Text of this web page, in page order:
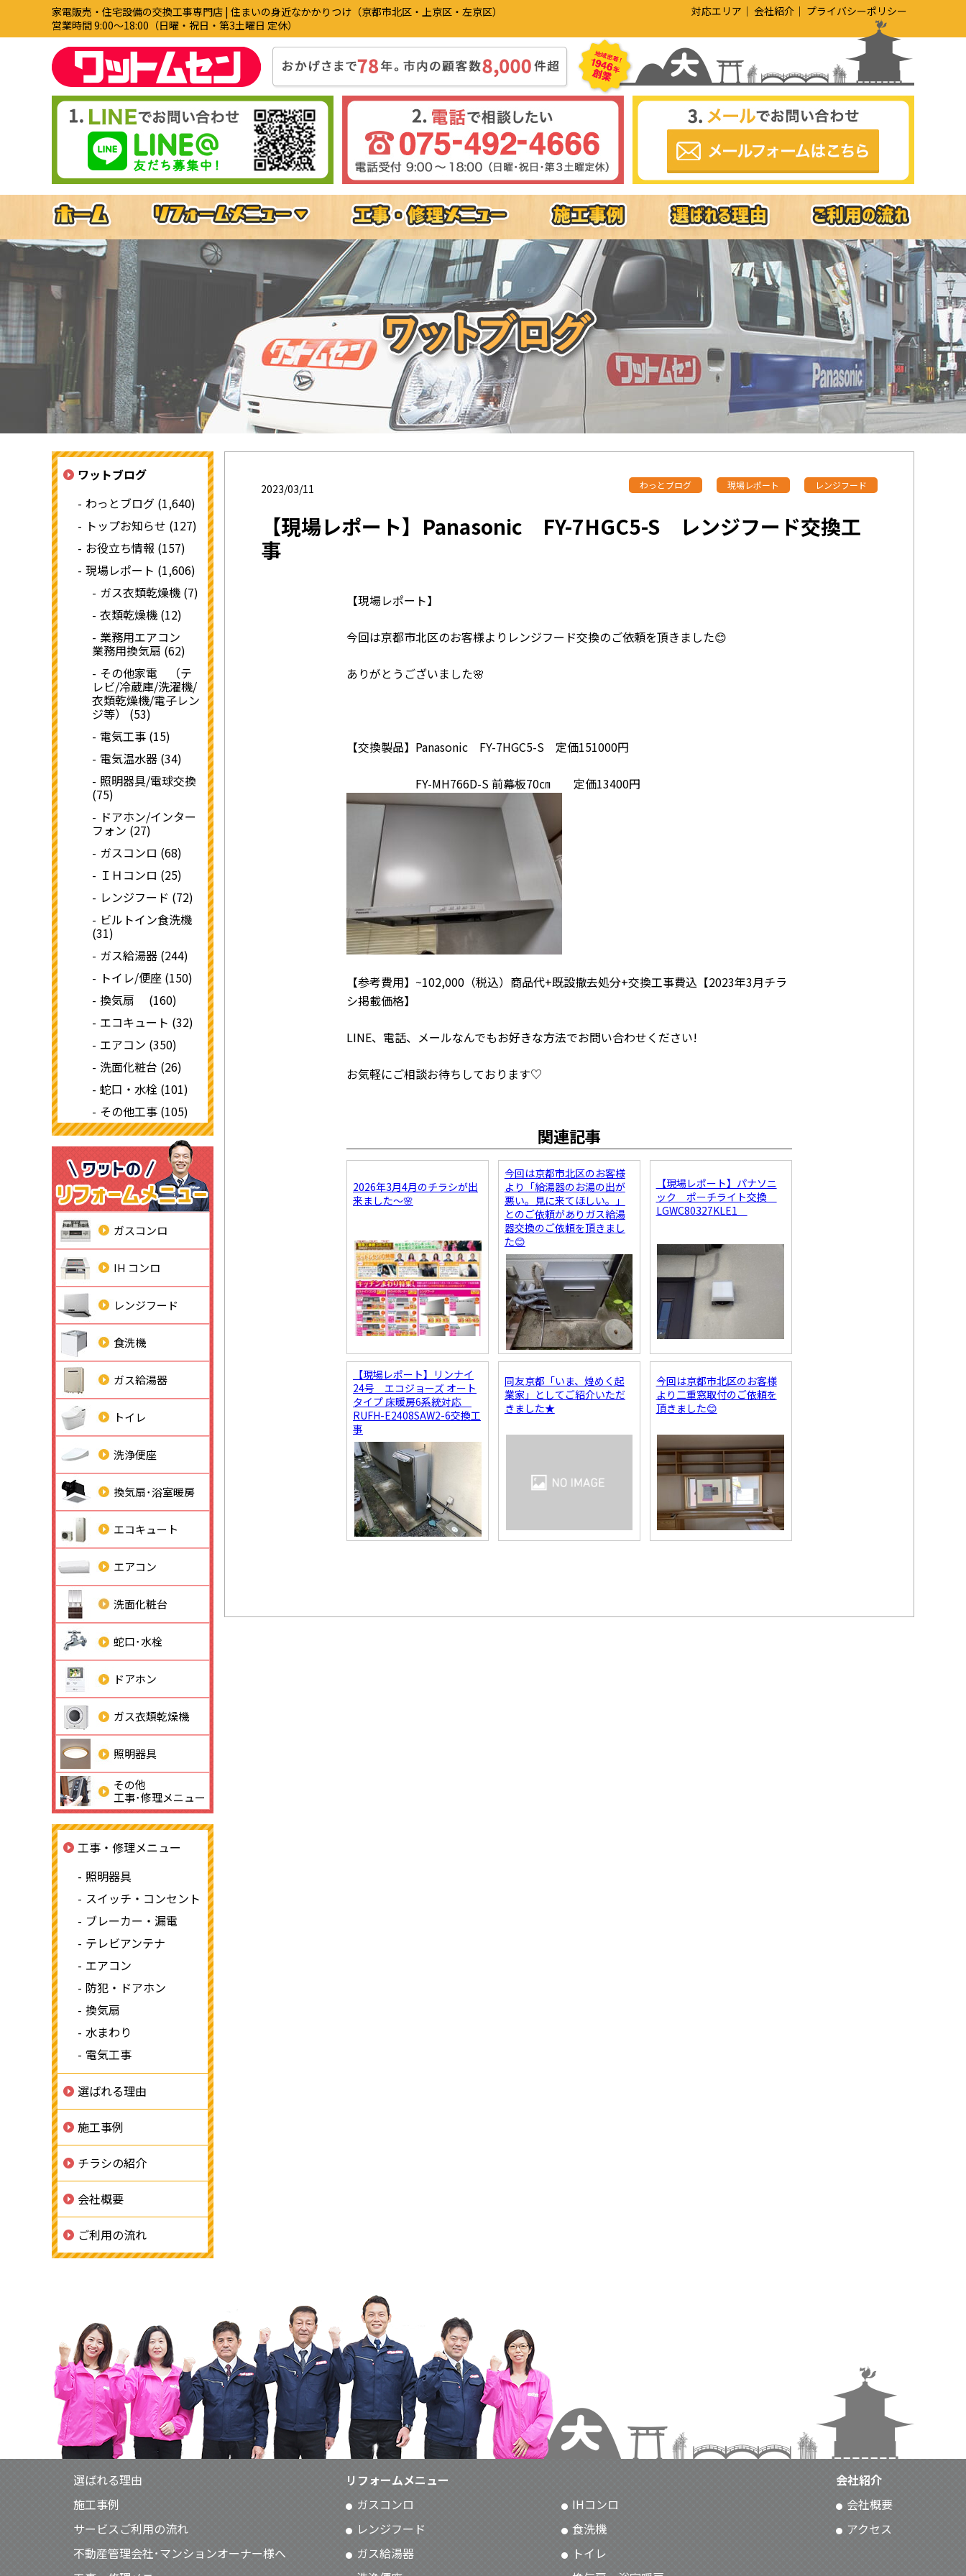
家電販売・住宅設備の交換工事専門店 | 住まいの身近なかかりつけ（京都市北区・上京区・左京区）
営業時間 9:00〜18:00（日曜・祝日・第3土曜日 定休）
対応エリア 会社紹介 プライバシーポリシー
2023/03/11 わっとブログ 現場レポート レンジフード
【現場レポート】Panasonic FY-7HGC5-S レンジフード交換工
事
【現場レポート】
今回は京都市北区のお客様よりレンジフード交換のご依頼を頂きました😊
ありがとうございました🌸
【交換製品】Panasonic FY-7HGC5-S 定価151000円
FY-MH766D-S 前幕板70㎝ 定価13400円
【参考費用】~102,000（税込）商品代+既設撤去処分+交換工事費込【2023年3月チラ
シ掲載価格】
LINE、電話、メールなんでもお好きな方法でお問い合わせください!
お気軽にご相談お待ちしております♡
関連記事
2026年3月4月のチラシが出
来ました～🌸
今回は京都市北区のお客様
より「給湯器のお湯の出が
悪い。見に来てほしい。」
とのご依頼がありガス給湯
器交換のご依頼を頂きまし
た😊
【現場レポート】パナソニ
ック ポーチライト交換
LGWC80327KLE1
【現場レポート】リンナイ
24号 エコジョーズ オート
タイプ 床暖房6系統対応
RUFH-E2408SAW2-6交換工
事
同友京都「いま、煌めく起
業家」としてご紹介いただ
きました★
今回は京都市北区のお客様
より二重窓取付のご依頼を
頂きました😊
ワットブログ
わっとブログ (1,640)
トップお知らせ (127)
お役立ち情報 (157)
現場レポート (1,606)
ガス衣類乾燥機 (7)
衣類乾燥機 (12)
業務用エアコン
業務用換気扇 (62)
その他家電 （テ
レビ/冷蔵庫/洗濯機/
衣類乾燥機/電子レン
ジ等） (53)
電気工事 (15)
電気温水器 (34)
照明器具/電球交換
(75)
ドアホン/インター
フォン (27)
ガスコンロ (68)
ＩＨコンロ (25)
レンジフード (72)
ビルトイン食洗機
(31)
ガス給湯器 (244)
トイレ/便座 (150)
換気扇 (160)
エコキュート (32)
エアコン (350)
洗面化粧台 (26)
蛇口・水栓 (101)
その他工事 (105)
ガスコンロ
IH コンロ
レンジフード
食洗機
ガス給湯器
トイレ
洗浄便座
換気扇･浴室暖房
エコキュート
エアコン
洗面化粧台
蛇口･水栓
ドアホン
ガス衣類乾燥機
照明器具
その他
工事･修理メニュー
工事・修理メニュー
照明器具
スイッチ・コンセント
ブレーカー・漏電
テレビアンテナ
エアコン
防犯・ドアホン
換気扇
水まわり
電気工事
選ばれる理由
施工事例
チラシの紹介
会社概要
ご利用の流れ
選ばれる理由
施工事例
サービスご利用の流れ
不動産管理会社･マンションオーナー様へ
リフォームメニュー
ガスコンロ
IHコンロ
レンジフード
食洗機
ガス給湯器
トイレ
会社紹介
会社概要
アクセス